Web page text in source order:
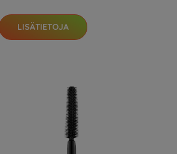
LISÄTIETOJA